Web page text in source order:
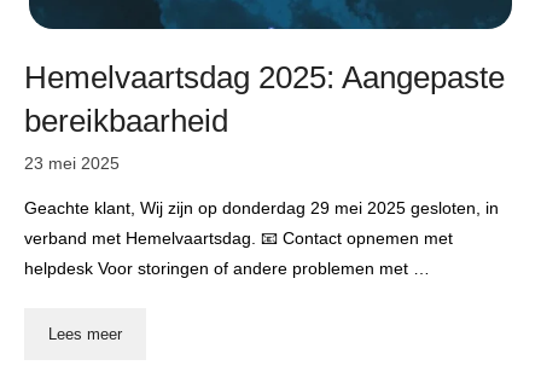
Hemelvaartsdag 2025: Aangepaste
bereikbaarheid
23 mei 2025
Geachte klant, Wij zijn op donderdag 29 mei 2025 gesloten, in
verband met Hemelvaartsdag. 📧 Contact opnemen met
helpdesk Voor storingen of andere problemen met …
Lees meer